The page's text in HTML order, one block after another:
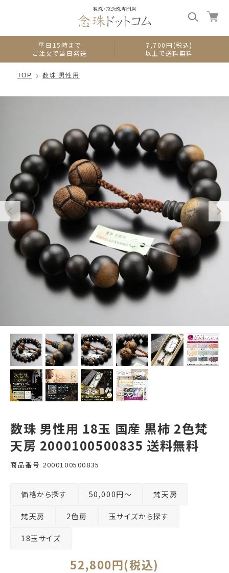
平日15時まで
ご注文で当日発送
7,700円(税込)
以上で送料無料
TOP 数珠 男性用
数珠 男性用 18玉 国産 黒柿 2色梵
天房 2000100500835 送料無料
商品番号 2000100500835
価格から探す 50,000円～ 梵天房
梵天房 2色房 玉サイズから探す
18玉サイズ
52,800円(税込)